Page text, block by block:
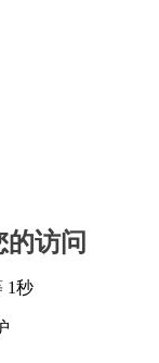
访问
1秒